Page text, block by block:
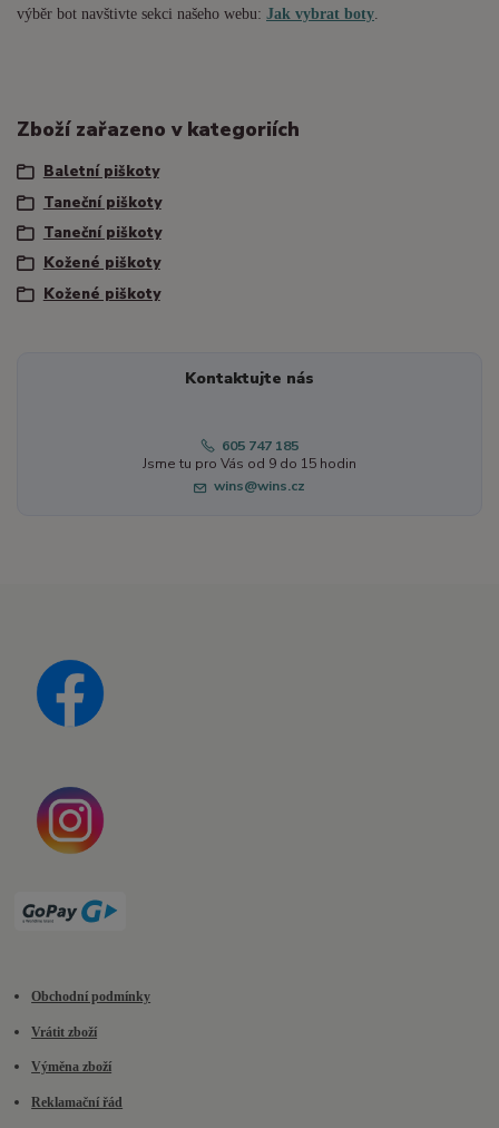
výběr bot navštivte sekci našeho webu: Jak vybrat boty
Zboží zařazeno v kategoriích
Baletní piškoty
Taneční piškoty
Taneční piškoty
Kožené piškoty
Kožené piškoty
Kontaktujte nás
605 747 185
Jsme tu pro Vás od 9 do 15 hodin
wins@wins.cz
Obchodní podmínky
Vrátit zboží
Výměna zboží
Reklamační řád